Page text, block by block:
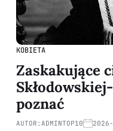
KOBIETA
Zaskakujące
poznać
AUTOR: ADMINTOP10